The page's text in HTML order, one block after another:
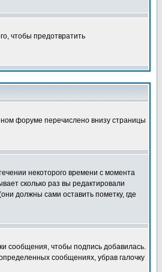
чтобы предотвратить
форуме перечислено внизу страницы
некоторого времени с момента
сколько раз вы редактировали
должны сами оставить пометку, где
сообщения, чтобы подпись добавилась.
сообщениях, убрав галочку